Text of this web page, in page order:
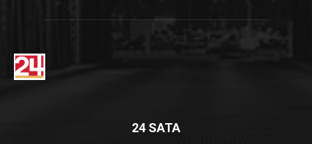
24 SATA